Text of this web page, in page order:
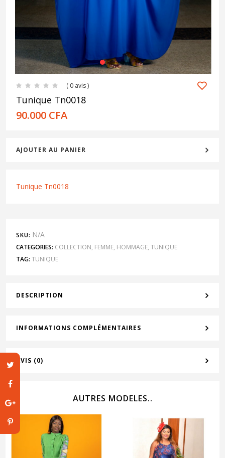
1 2 3
( 0 avis )
Tunique Tn0018
90.000 CFA
AJOUTER AU PANIER
Tunique Tn0018
SKU: N/A
CATEGORIES: COLLECTION, FEMME, HOMMAGE, TUNIQUE
TAG: TUNIQUE
DESCRIPTION
INFORMATIONS COMPLÉMENTAIRES
AVIS (0)
AUTRES MODELES..